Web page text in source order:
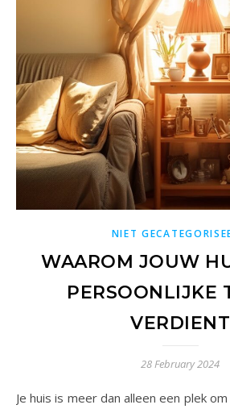
NIET
WAAROM JOUW
PERSOONLIJKE
VERDIENT
28 February 2024
Je huis is meer dan alleen een plek om te wonen; het is een